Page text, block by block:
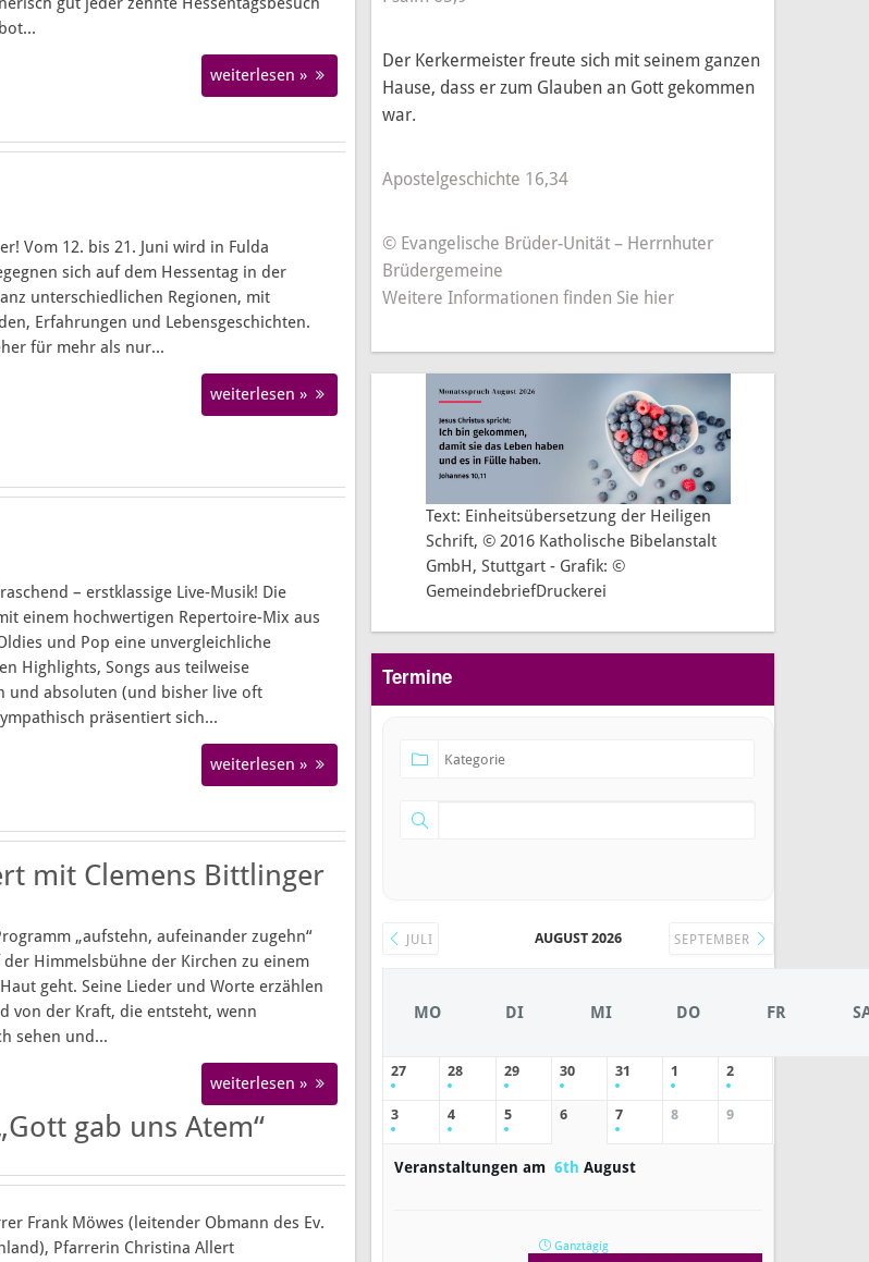
für Menschen da sein
eines bestimmten Alters
Bauliche Maßnahmen
Orgel-Renovierung
Die Orgel in Hettenhausen – ein musikalisches Kleinod
Entstehung der Modellkirche
Buchung & Belegung
weiterlesen »
Vom 12. bis 21. Juni wird in Fulda
sich auf dem Hessentag in der
unterschiedlichen Regionen, mit
Erfahrungen und Lebensgeschichten.
für mehr als nur...
weiterlesen »
– erstklassige Live-Musik! Die
einem hochwertigen Repertoire-Mix aus
Oldies und Pop eine unvergleichliche
Highlights, Songs aus teilweise
und absoluten (und bisher live oft
präsentiert sich...
weiterlesen »
mit Clemens Bittlinger
„aufstehn, aufeinander zugehn“
Himmelsbühne der Kirchen zu einem
geht. Seine Lieder und Worte erzählen
von der Kraft, die entsteht, wenn
sehen und...
weiterlesen »
gab uns Atem“
Frank Möwes (leitender Obmann des Ev.
Pfarrerin Christina Allert
Der Kerkermeister freute sich mit seinem ganzen
Hause, dass er zum Glauben an Gott gekommen
war.
Apostelgeschichte 16,34
© Evangelische Brüder-Unität – Herrnhuter
Brüdergemeine
Weitere Informationen finden Sie hier
Text: Einheitsübersetzung der Heiligen
Schrift, © 2016 Katholische Bibelanstalt
GmbH, Stuttgart - Grafik: ©
GemeindebriefDruckerei
Termine
JULI AUGUST 2026 SEPTEMBER
MO DI MI DO FR
27 28 29 30 31 1 2
3 4 5 6 7 8 9
Veranstaltungen am 6th August
Ganztägig